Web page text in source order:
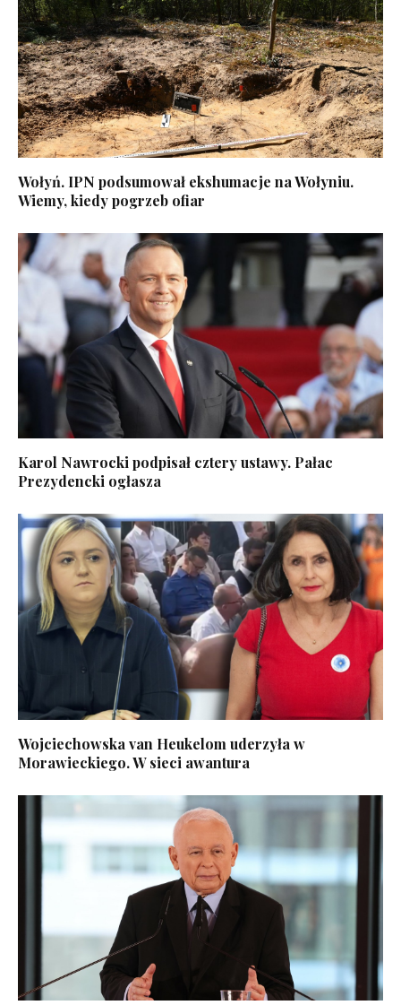
Wołyń. IPN podsumował ekshumacje na Wołyniu.
Wiemy, kiedy pogrzeb ofiar
Karol Nawrocki podpisał cztery ustawy. Pałac
Prezydencki ogłasza
Wojciechowska van Heukelom uderzyła w
Morawieckiego. W sieci awantura